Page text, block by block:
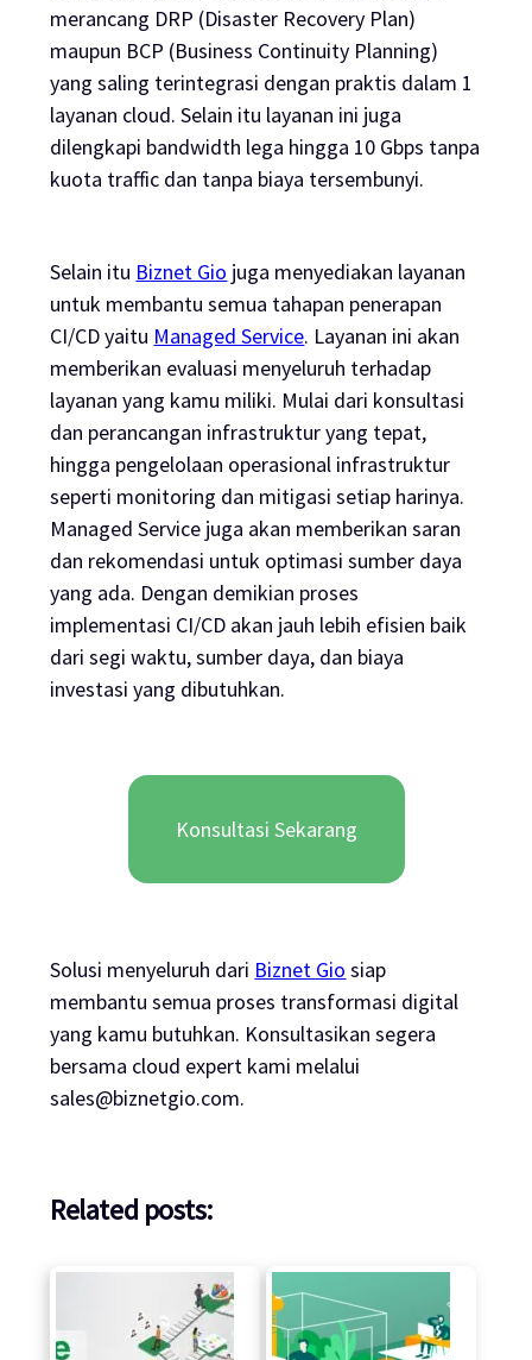
merancang DRP (Disaster Recovery Plan)
maupun BCP (Business Continuity Planning)
yang saling terintegrasi dengan praktis dalam 1
layanan cloud. Selain itu layanan ini juga
dilengkapi bandwidth lega hingga 10 Gbps tanpa
kuota traffic dan tanpa biaya tersembunyi.
Selain itu Biznet Gio juga menyediakan layanan
untuk membantu semua tahapan penerapan
CI/CD yaitu Managed Service. Layanan ini akan
memberikan evaluasi menyeluruh terhadap
layanan yang kamu miliki. Mulai dari konsultasi
dan perancangan infrastruktur yang tepat,
hingga pengelolaan operasional infrastruktur
seperti monitoring dan mitigasi setiap harinya.
Managed Service juga akan memberikan saran
dan rekomendasi untuk optimasi sumber daya
yang ada. Dengan demikian proses
implementasi CI/CD akan jauh lebih efisien baik
dari segi waktu, sumber daya, dan biaya
investasi yang dibutuhkan.
Konsultasi Sekarang
Solusi menyeluruh dari Biznet Gio siap
membantu semua proses transformasi digital
yang kamu butuhkan. Konsultasikan segera
bersama cloud expert kami melalui
sales@biznetgio.com.
Related posts: